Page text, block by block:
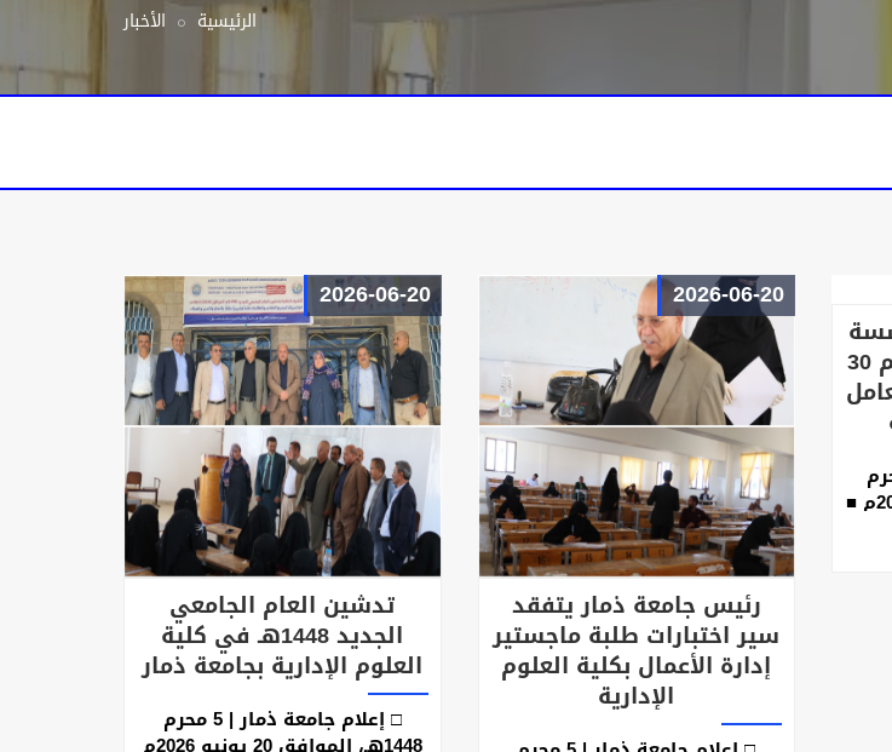
الرئيسية الأخبار
العامة للاتصالات وتتسلّم 30
| 22 محرم
1448هـ، الموافق 7 يوليو 2026م ■
2026-06-20
رئيس جامعة ذمار يتفقد
سير اختبارات طلبة ماجستير
إدارة الأعمال بكلية العلوم
الإدارية
2026-06-20
تدشين العام الجامعي
الجديد 1448هـ في كلية
العلوم الإدارية بجامعة ذمار
□ إعلام جامعة ذمار | 5 محرم